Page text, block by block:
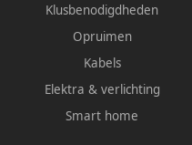
Klusbenodigdheden
Opruimen
Kabels
Elektra & verlichting
Smart home